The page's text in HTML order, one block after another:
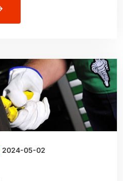
2024-05-02